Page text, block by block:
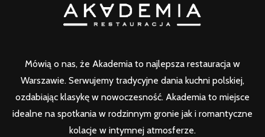
Mówią o nas, że Akademia to najlepsza restauracja w
Warszawie. Serwujemy tradycyjne dania kuchni polskiej,
ozdabiając klasykę w nowoczesność. Akademia to miejsce
idealne na spotkania w rodzinnym gronie jak i romantyczne
kolacje w intymnej atmosferze.